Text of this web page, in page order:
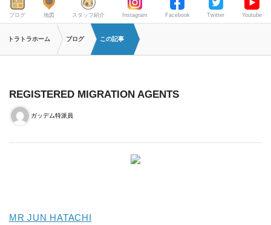
ブログ 地図 スタッフ紹介 Instagram Facebook Twitter Youtube
トラトラホーム ブログ この記事
REGISTERED MIGRATION AGENTS
ガッデム特派員
MR JUN HATACHI